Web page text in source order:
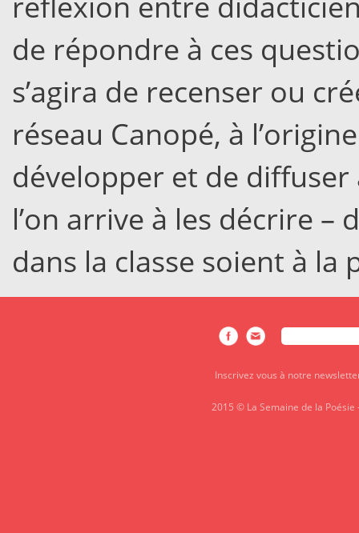
de répondre à ces
s’agira de recenser ou
réseau Canopé, à
développer et de diffuser
l’on arrive à les décrire
dans la classe soient à la
FORMULAIRE DE
Rechercher
Inscrivez vous à notre
2015 © La Semaine de la Poésie